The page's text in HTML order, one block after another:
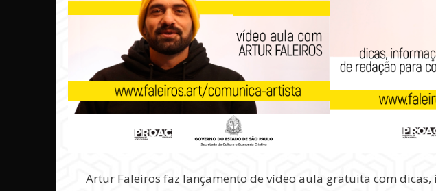
Artur Faleiros faz lançamento de vídeo aula gratuita com dicas,